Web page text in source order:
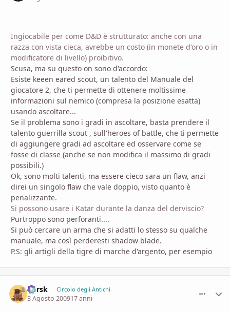
Ingiocabile per come D&D è strutturato: anche con una
razza con vista cieca, avrebbe un costo (in monete d'oro o in
modificatore di livello) proibitivo.
Scusa, ma su questo on sono d'accordo:
Esiste keeen eared scout, un talento del Manuale del
giocatore 2, che ti permette di ottenere moltissime
informazioni sul nemico (compresa la posizione esatta)
usando ascoltare...
Se il problema sono i gradi in ascoltare, basta prendere il
talento guerrilla scout , sull'heroes of battle, che ti permette
di aggiungere gradi ad ascoltare ed osservare come se
fosse di classe (anche se non modifica il massimo di gradi
possibili.)
Ok, sono molti talenti, ma essere cieco sara un flaw, anzi
direi un singolo flaw che vale doppio, visto quanto è
penalizzante.
Si possono usare i Katar durante la danza del derviscio?
Purtroppo sono perforanti....
Si può cercare un arma che si adatti lo stesso su qualche
manuale, ma così perderesti shadow blade.
P.S: gli artigli della tigre di marche d'argento, per esempio
Kursk Circolo degli Antichi
3 Agosto 200917 anni